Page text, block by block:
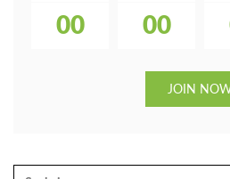
00 00
JOIN